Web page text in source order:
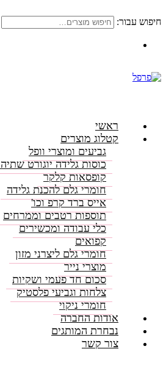
חיפוש עבור:
ראשי
קטלוג מוצרים
גביעים ומוצרי וופל
כוסות גלידה יוגורט שתיה
קופסאות קלקר
חומרי גלם להכנת גלידה
אייס ברד קרפ וכו'
תוספות רטבים וממרחים
כלי עבודה ומכשירים
קפואים
חומרי גלם ליצרני מזון
מוצרי נייר
סכום חד פעמי ושקיות
צלחות וגביעי פלסטיק
חומרי ניקוי
אודות החברה
נבחרת המותגים
צור קשר